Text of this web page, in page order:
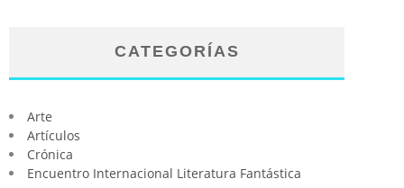
CATEGORÍAS
Arte
Artículos
Crónica
Encuentro Internacional Literatura Fantástica